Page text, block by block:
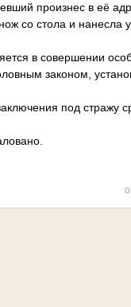
произнес в её
со стола и нанесла
в совершении
законом,
под стражу